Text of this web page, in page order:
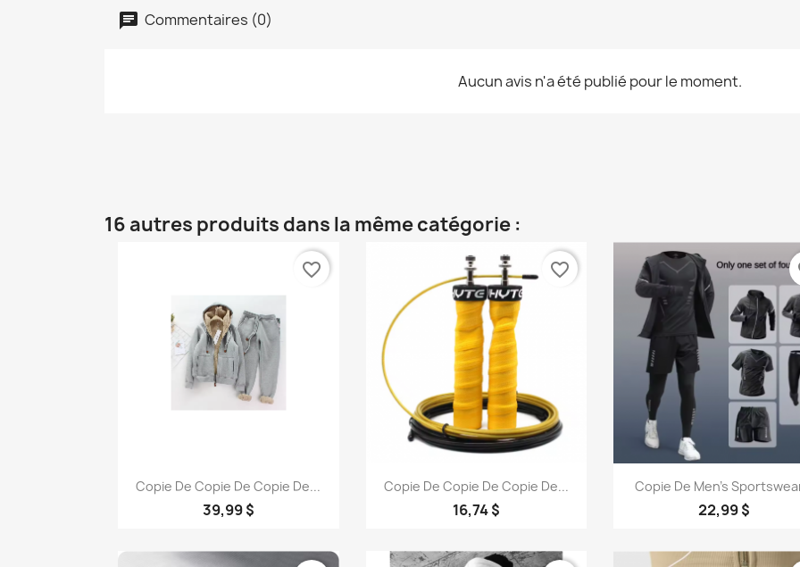
Commentaires (0)
Aucun avis n'a été publié pour le moment.
16 autres produits dans la même catégorie :
Aperçu rapide
Copie De Copie De Copie De...
39,99 $
favorite_border
Aperçu rapide
Copie De Copie De Copie De...
16,74 $
favorite_border
Aperçu rapide
Copie De Men's
22,99 $